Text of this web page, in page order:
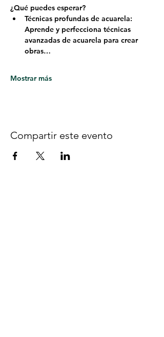
¿Qué puedes esperar?
Técnicas profundas de acuarela:
Aprende y perfecciona técnicas
avanzadas de acuarela para crear
obras…
Mostrar más
Compartir este evento